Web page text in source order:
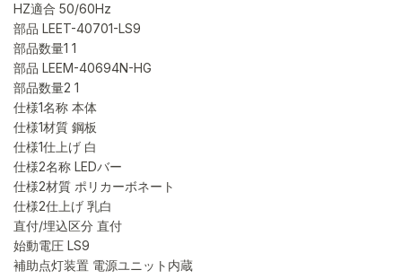
HZ適合 50/60Hz
部品 LEET-40701-LS9
部品数量1 1
部品 LEEM-40694N-HG
部品数量2 1
仕様1名称 本体
仕様1材質 鋼板
仕様1仕上げ 白
仕様2名称 LEDバー
仕様2材質 ポリカーボネート
仕様2仕上げ 乳白
直付/埋込区分 直付
始動電圧 LS9
補助点灯装置 電源ユニット内蔵